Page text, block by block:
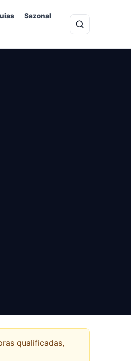
Sazonal
qualificadas,